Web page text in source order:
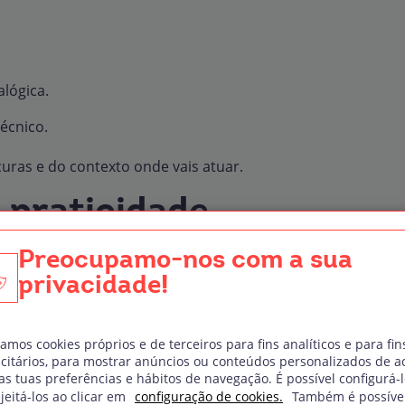
e do contexto onde vais atuar.
praticidade
caixas de discos e cada faixa ocupa espaço
mais peso. Por outro lado, transportar vinil
impactos podem danificar discos.
num portátil ou numa pen USB. Organizar
se instantâneo e aqui a logística simplifica-se
Preocupamo-nos com a sua
privacidade!
cookies próprios e de terceiros para fins analíticos e para
para mostrar anúncios ou conteúdos personalizados de
tuas preferências e hábitos de navegação. É possível configurá-
los ao clicar em configuração de cookies. Também é